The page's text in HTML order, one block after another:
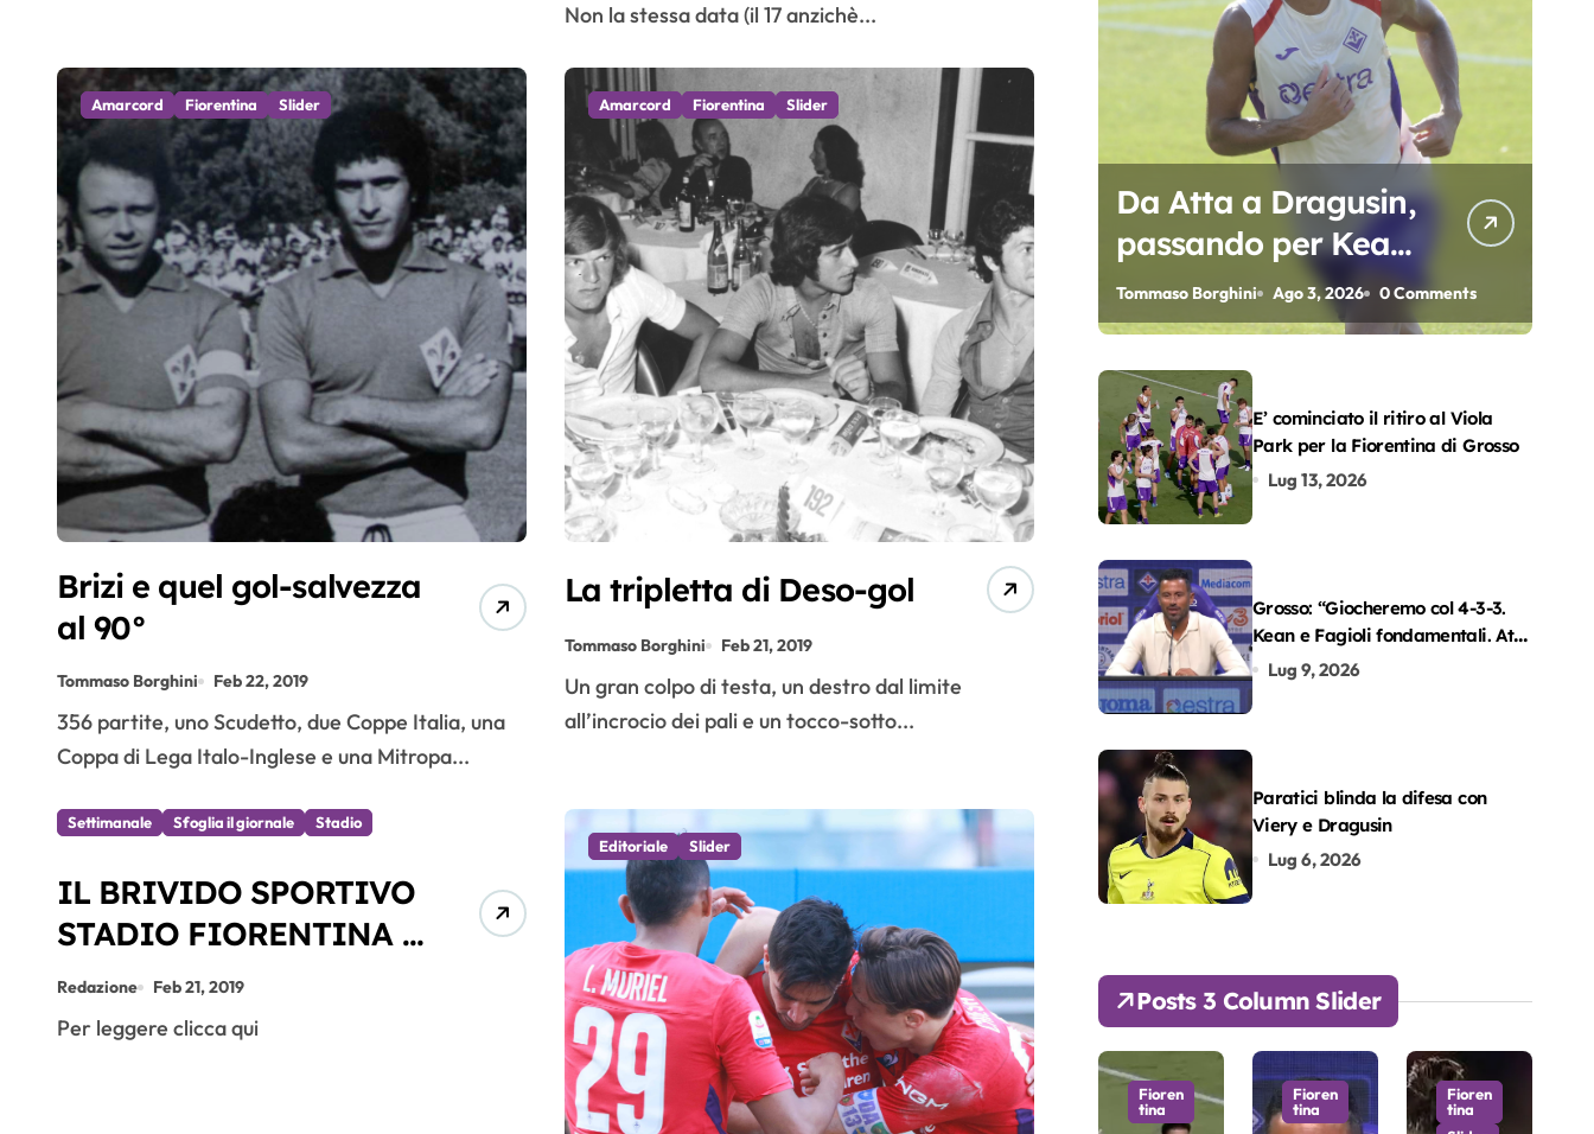
Non la stessa data (il 17 anzichè...
Amarcord Fiorentina Slider
Brizi e quel gol-salvezza
al 90°
Tommaso Borghini Feb 22, 2019
356 partite, uno Scudetto, due Coppe Italia, una
Coppa di Lega Italo-Inglese e una Mitropa...
Amarcord Fiorentina Slider
La tripletta di Deso-gol
Tommaso Borghini Feb 21, 2019
Un gran colpo di testa, un destro dal limite
all’incrocio dei pali e un tocco-sotto...
Settimanale Sfoglia il giornale Stadio
IL BRIVIDO SPORTIVO
STADIO FIORENTINA –
INTER DEL 24.02.2019
Redazione Feb 21, 2019
Per leggere clicca qui
Editoriale Slider
Da Atta a Dragusin,
passando per Kean
e Piccoli. A chi gli
oscar del
precampionato?
Tommaso Borghini Ago 3, 2026 0 Comments
E’ cominciato il ritiro al Viola
Park per la Fiorentina di Grosso
Lug 13, 2026
Grosso: “Giocheremo col 4-3-3.
Kean e Fagioli fondamentali. Atta
grande colpo”
Lug 9, 2026
Paratici blinda la difesa con
Viery e Dragusin
Lug 6, 2026
Posts 3 Column Slider
Fioren
Fioren
tina
Fioren
tina
Fioren
tina
Fioren
tina
Fioren
tina
Fioren
tina